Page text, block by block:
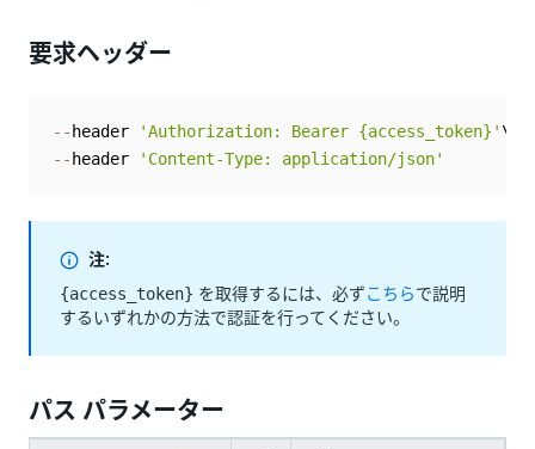
要求ヘッダー
-- header 'Authorization: Bearer {access_token}'
-- header 'Content-Type: application/json'
注:
{access_token} を取得するには、必ずこちらで説明
するいずれかの方法で認証を行ってください。
パス パラメーター